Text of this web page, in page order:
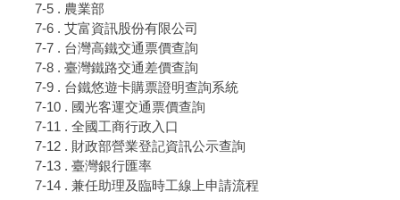
7-5 . 農業部
7-6 . 艾富資訊股份有限公司
7-7 . 台灣高鐵交通票價查詢
7-8 . 臺灣鐵路交通差價查詢
7-9 . 台鐵悠遊卡購票證明查詢系統
7-10 . 國光客運交通票價查詢
7-11 . 全國工商行政入口
7-12 . 財政部營業登記資訊公示查詢
7-13 . 臺灣銀行匯率
7-14 . 兼任助理及臨時工線上申請流程